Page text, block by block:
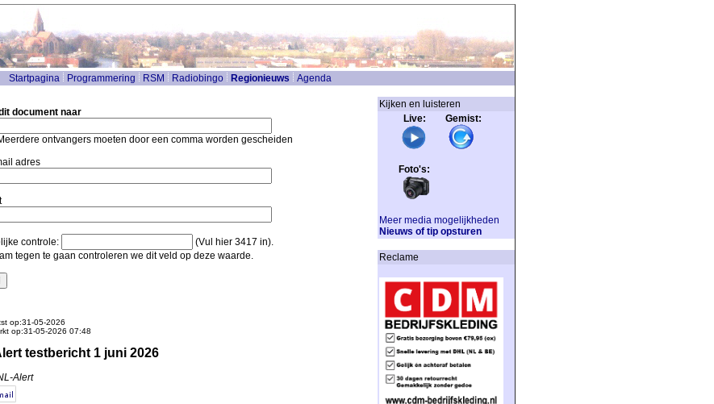
Startpagina Programmering RSM Radiobingo Regionieuws Agenda
document naar
ontvangers moeten door een comma worden gescheiden
adres
controle:
(Vul hier 3417 in).
tegen te gaan controleren we dit veld op deze waarde.
op:31-05-2026
op:31-05-2026 07:48
testbericht 1 juni 2026
Alert
Kijken en luisteren
Live: Gemist:
Foto's:
Meer media mogelijkheden
Nieuws of tip opsturen
Reclame